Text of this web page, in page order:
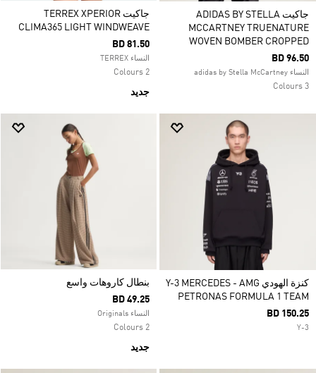
جاكيت ADIDAS BY STELLA
MCCARTNEY TRUENATURE
WOVEN BOMBER CROPPED
BD 96.50
النساء adidas by Stella McCartney
3 Colours
جاكيت TERREX XPERIOR
CLIMA365 LIGHT WINDWEAVE
BD 81.50
النساء TERREX
2 Colours
جديد
كنزة الهودي Y-3 MERCEDES - AMG
PETRONAS FORMULA 1 TEAM
BD 150.25
Y-3
بنطال كاروهات واسع
BD 49.25
النساء Originals
2 Colours
جديد